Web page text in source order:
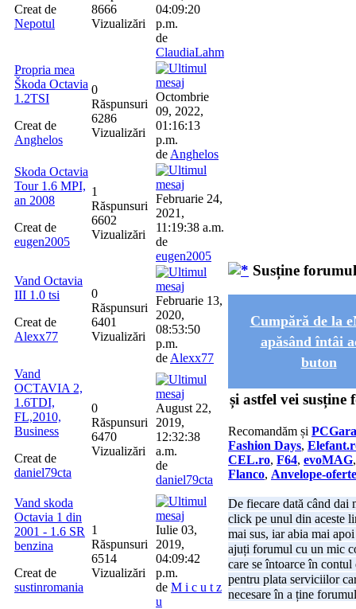
Creat de
Nepotul
8666
Vizualizări
04:09:20
p.m.
de
ClaudiaLahm
Propria mea
Škoda Octavia
1.2TSI
Creat de
Anghelos
0
Răspunsuri
6286
Vizualizări
Octombrie
09, 2022,
01:16:13
p.m.
de Anghelos
Skoda Octavia
Tour 1.6 MPI,
an 2008
Creat de
eugen2005
1
Răspunsuri
6602
Vizualizări
Februarie 24,
2021,
11:19:38 a.m.
de
eugen2005
Vand Octavia
III 1.0 tsi
Creat de
Alexx77
0
Răspunsuri
6401
Vizualizări
Februarie 13,
2020,
08:53:50
p.m.
de Alexx77
Vand
OCTAVIA 2,
1.6TDI,
FL,2010,
Business
Creat de
daniel79cta
0
Răspunsuri
6470
Vizualizări
August 22,
2019,
12:32:38
a.m.
de
daniel79cta
Vand skoda
Octavia 1 din
2001 - 1.6 SR
benzina
Creat de
sustinromania
1
Răspunsuri
6514
Vizualizări
Iulie 03,
2019,
04:09:42
p.m.
de M i c u t z
u
Susține forumul
Cumpără de la
apăsând întâi
buton
și astfel vei susține
Recomandăm și
Fashion Days,
CEL.ro, F64, evoMAG
Flanco, Anvelope-
De fiecare dată când dai
click pe unul din aceste
mai sus, iar abia mai
ajuți forumul cu un mic
care se întoarce în contul
pentru plata serviciilor
necesare în a ține